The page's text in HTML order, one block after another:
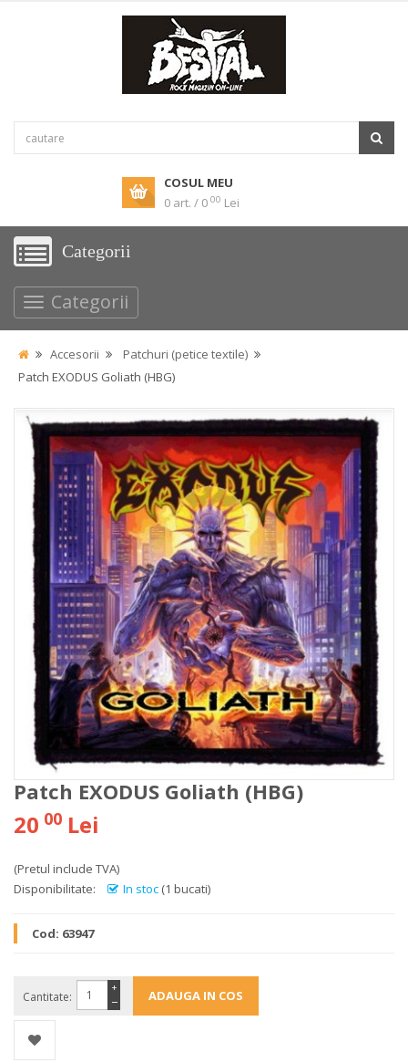
COSUL MEU
0 art. / 0 00 Lei
Categorii
Categorii
Accesorii
Patchuri (petice textile)
Patch EXODUS Goliath (HBG)
Patch EXODUS Goliath (HBG)
20 00 Lei
(Pretul include TVA)
Disponibilitate:
In stoc (1 bucati)
Cod: 63947
Cantitate: −
+